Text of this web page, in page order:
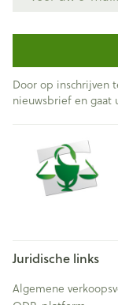
Door op inschrijven
nieuwsbrief en gaat
Juridische links
Algemene